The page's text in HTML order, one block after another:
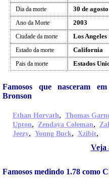
Dia da morte 30 de agosto
Ano da Morte 2003
Ciudade da morte Los Angeles
Estado da morte California
Pais da morte Estados
Famosos que nasceram
Bronson
Ethan Horvath, Thomas
Upton, Zendaya Coleman,
Jeezy, Young Buck, Xzibit,
Veja
Famosos medindo 1.78 como